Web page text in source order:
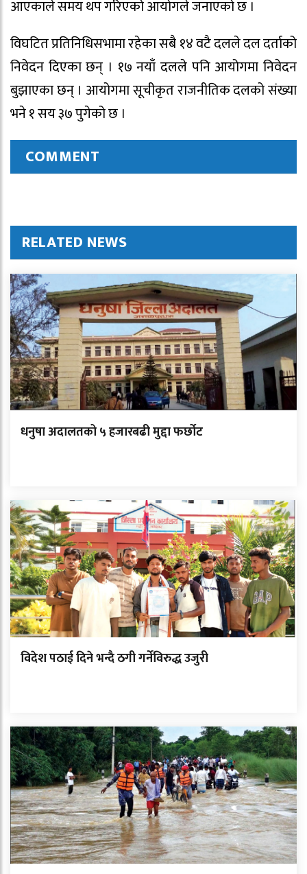
आएकाले समय थप गरिएको आयोगले जनाएको छ ।
विघटित प्रतिनिधिसभामा रहेका सबै १४ वटै दलले दल दर्ताको
निवेदन दिएका छन् । १७ नयाँ दलले पनि आयोगमा निवेदन
बुझाएका छन् । आयोगमा सूचीकृत राजनीतिक दलको संख्या
भने १ सय ३७ पुगेको छ ।
COMMENT
RELATED NEWS
धनुषा अदालतको ५ हजारबढी मुद्दा फर्छोट
विदेश पठाई दिने भन्दै ठगी गर्नेविरुद्ध उजुरी